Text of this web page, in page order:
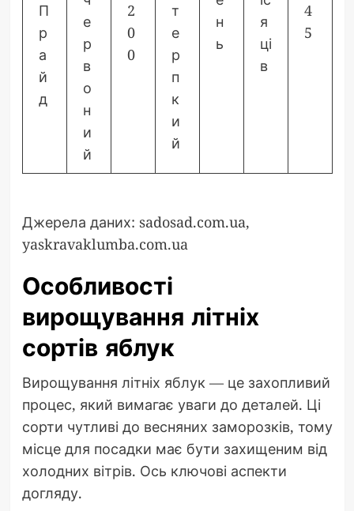
П
р
а
й
д
е
р
в
о
н
и
й
2
0
0
т
е
р
п
к
и
й
н
ь
я
ці
в
4
5
Джерела даних: sadosad.com.ua,
yaskravaklumba.com.ua
Особливості
вирощування літніх
сортів яблук
Вирощування літніх яблук — це захопливий
процес, який вимагає уваги до деталей. Ці
сорти чутливі до весняних заморозків, тому
місце для посадки має бути захищеним від
холодних вітрів. Ось ключові аспекти
догляду.